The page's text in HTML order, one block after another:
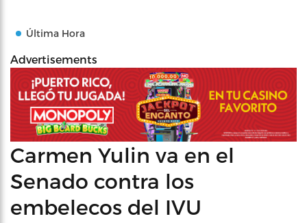
Última Hora
Advertisements
Carmen Yulin va en el
Senado contra los
embelecos del IVU